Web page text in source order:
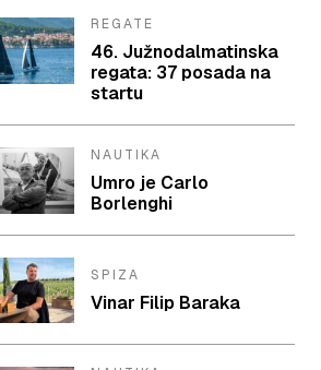
REGATE
46. Južnodalmatinska
regata: 37 posada na
startu
NAUTIKA
Umro je Carlo
Borlenghi
SPIZA
Vinar Filip Baraka